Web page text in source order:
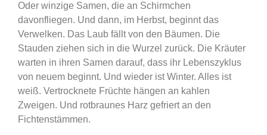
Oder winzige Samen, die an Schirmchen
davonfliegen. Und dann, im Herbst, beginnt das
Verwelken. Das Laub fällt von den Bäumen. Die
Stauden ziehen sich in die Wurzel zurück. Die Kräuter
warten in ihren Samen darauf, dass ihr Lebenszyklus
von neuem beginnt. Und wieder ist Winter. Alles ist
weiß. Vertrocknete Früchte hängen an kahlen
Zweigen. Und rotbraunes Harz gefriert an den
Fichtenstämmen.